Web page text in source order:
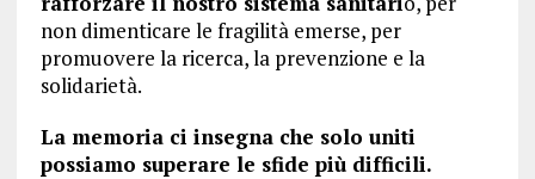
non dimenticare le fragilità emerse, per
promuovere la ricerca, la prevenzione e la
solidarietà.
La memoria ci insegna che solo uniti
possiamo superare le sfide più difficili.